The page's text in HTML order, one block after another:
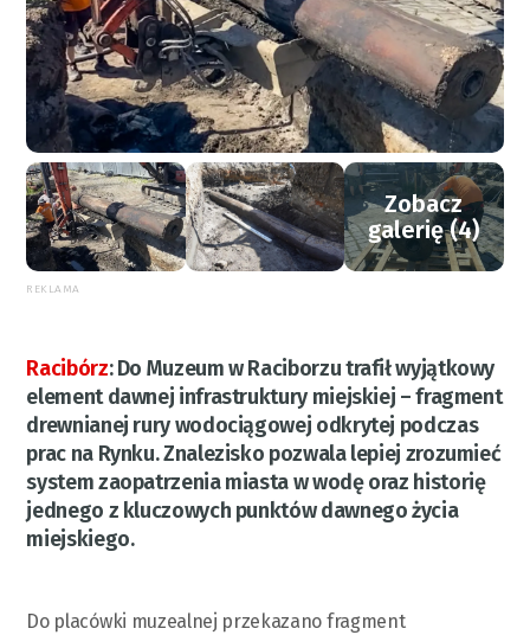
Zobacz
galerię (4)
REKLAMA
Racibórz:Do Muzeum w Raciborzu trafił wyjątkowy
element dawnej infrastruktury miejskiej – fragment
drewnianej rury wodociągowej odkrytej podczas
prac na Rynku. Znalezisko pozwala lepiej zrozumieć
system zaopatrzenia miasta w wodę oraz historię
jednego z kluczowych punktów dawnego życia
miejskiego.
Do placówki muzealnej przekazano fragment